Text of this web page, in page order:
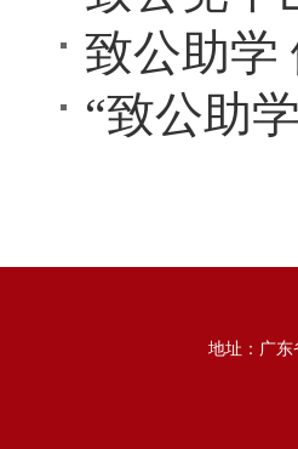
“致公助
地址：广东